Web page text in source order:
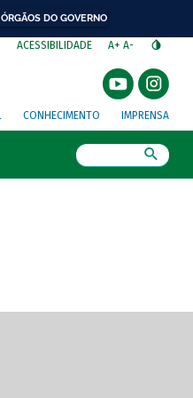
ÓRGÃOS DO GOVERNO
ACESSIBILIDADE A+ A-
CONHECIMENTO IMPRENSA